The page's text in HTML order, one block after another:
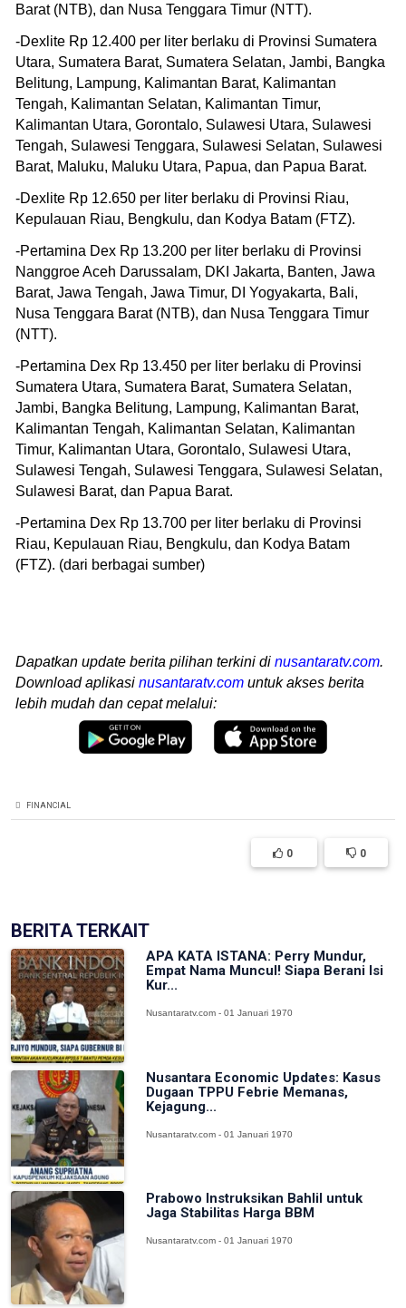
Barat (NTB), dan Nusa Tenggara Timur (NTT).
-Dexlite Rp 12.400 per liter berlaku di Provinsi Sumatera
Utara, Sumatera Barat, Sumatera Selatan, Jambi, Bangka
Belitung, Lampung, Kalimantan Barat, Kalimantan
Tengah, Kalimantan Selatan, Kalimantan Timur,
Kalimantan Utara, Gorontalo, Sulawesi Utara, Sulawesi
Tengah, Sulawesi Tenggara, Sulawesi Selatan, Sulawesi
Barat, Maluku, Maluku Utara, Papua, dan Papua Barat.
-Dexlite Rp 12.650 per liter berlaku di Provinsi Riau,
Kepulauan Riau, Bengkulu, dan Kodya Batam (FTZ).
-Pertamina Dex Rp 13.200 per liter berlaku di Provinsi
Nanggroe Aceh Darussalam, DKI Jakarta, Banten, Jawa
Barat, Jawa Tengah, Jawa Timur, DI Yogyakarta, Bali,
Nusa Tenggara Barat (NTB), dan Nusa Tenggara Timur
(NTT).
-Pertamina Dex Rp 13.450 per liter berlaku di Provinsi
Sumatera Utara, Sumatera Barat, Sumatera Selatan,
Jambi, Bangka Belitung, Lampung, Kalimantan Barat,
Kalimantan Tengah, Kalimantan Selatan, Kalimantan
Timur, Kalimantan Utara, Gorontalo, Sulawesi Utara,
Sulawesi Tengah, Sulawesi Tenggara, Sulawesi Selatan,
Sulawesi Barat, dan Papua Barat.
-Pertamina Dex Rp 13.700 per liter berlaku di Provinsi
Riau, Kepulauan Riau, Bengkulu, dan Kodya Batam
(FTZ). (dari berbagai sumber)
Dapatkan update berita pilihan terkini di nusantaratv.com.
Download aplikasi nusantaratv.com untuk akses berita
lebih mudah dan cepat melalui:
FINANCIAL
0 0
BERITA TERKAIT
APA KATA ISTANA: Perry Mundur,
Empat Nama Muncul! Siapa Berani Isi
Kur...
Nusantaratv.com - 01 Januari 1970
Nusantara Economic Updates: Kasus
Dugaan TPPU Febrie Memanas,
Kejagung...
Nusantaratv.com - 01 Januari 1970
Prabowo Instruksikan Bahlil untuk
Jaga Stabilitas Harga BBM
Nusantaratv.com - 01 Januari 1970